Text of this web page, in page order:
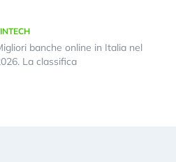
banche online in Italia nel
La classifica